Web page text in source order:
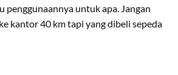
untuk apa. Jangan
kantor 40 km tapi yang dibeli sepeda